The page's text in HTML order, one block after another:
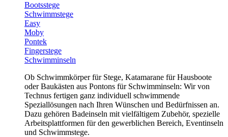
Bootsstege
Schwimmstege
Easy
Moby
Pontek
Fingerstege
Schwimminseln
Ob Schwimmkörper für Stege, Katamarane für Hausboote
oder Baukästen aus Pontons für Schwimminseln: Wir von
Technus fertigen ganz individuell schwimmende
Speziallösungen nach Ihren Wünschen und Bedürfnissen an.
Dazu gehören Badeinseln mit vielfältigem Zubehör, spezielle
Arbeitsplattformen für den gewerblichen Bereich, Eventinseln
und Schwimmstege.